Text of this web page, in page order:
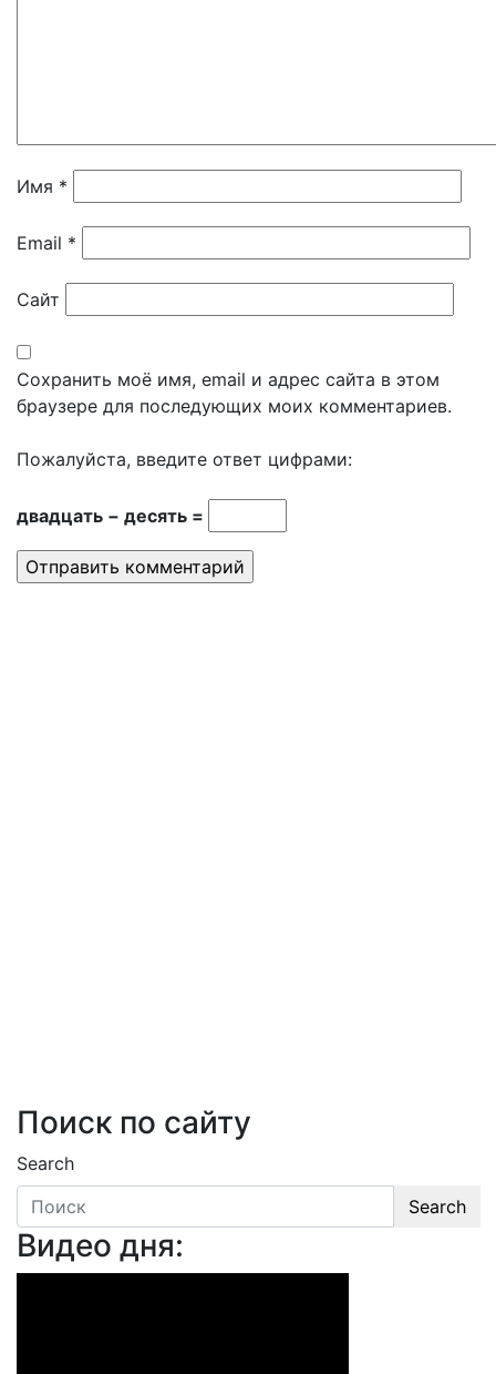
Имя *
Email *
Сайт
Сохранить моё имя, email и адрес сайта в этом
браузере для последующих моих комментариев.
Пожалуйста, введите ответ цифрами:
двадцать − десять =
Поиск по сайту
Search
Search
Видео дня: